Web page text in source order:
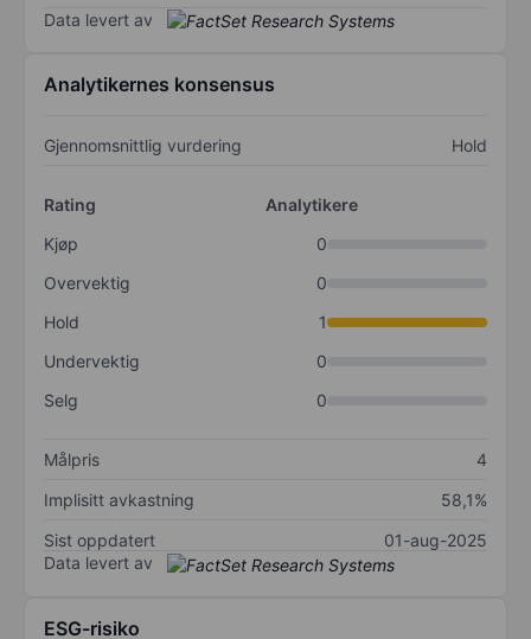
Data levert av
Analytikernes konsensus
Gjennomsnittlig vurdering Hold
Rating
Analytikere
Kjøp
0
Overvektig
0
Hold
1
Undervektig
0
Selg
0
Målpris
4
Implisitt avkastning
58,1%
Sist oppdatert
01-aug-2025
Data levert av
ESG-risiko